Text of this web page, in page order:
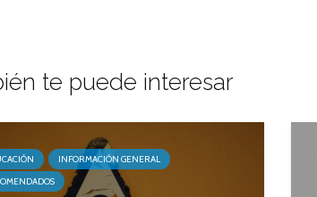
te puede interesar
INFORMACIÓN GENERAL